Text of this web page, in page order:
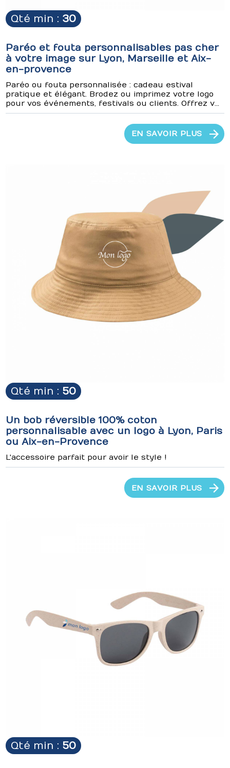
Qté min : 30
Paréo et fouta personnalisables pas cher
à votre image sur Lyon, Marseille et Aix-
en-provence
Paréo ou fouta personnalisée : cadeau estival
pratique et élégant. Brodez ou imprimez votre logo
pour vos événements, festivals ou clients. Offrez v...
EN SAVOIR PLUS
Qté min : 50
Un bob réversible 100% coton
personnalisable avec un logo à Lyon, Paris
ou Aix-en-Provence
L'accessoire parfait pour avoir le style !
EN SAVOIR PLUS
Qté min : 50